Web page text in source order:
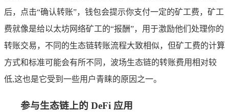
后，点击“确认转账”，钱包会提示你支付一定的矿工费，矿工
费就像是给以太坊网络矿工的“报酬”，用于激励他们处理你的
转账交易，不同的生态链转账流程大致相似，但矿工费的计算
方式和标准可能会有所不同，波场生态链的转账费用相对较
低,这也是它受到一些用户青睐的原因之一。
参与生态链上的 DeFi 应用